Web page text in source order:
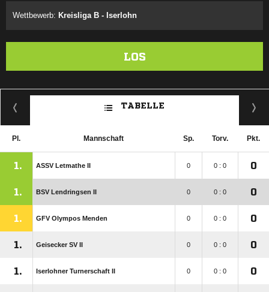
Wettbewerb: Kreisliga B - Iserlohn
LOS
TABELLE
Pl. Mannschaft Sp. Torv. Pkt.
1. ASSV Letmathe II 0 0 : 0 0
1. BSV Lendringsen II 0 0 : 0 0
1. GFV Olympos Menden 0 0 : 0 0
1. Geisecker SV II 0 0 : 0 0
1. Iserlohner Turnerschaft II 0 0 : 0 0